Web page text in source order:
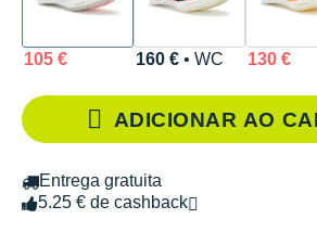
105 € 160 €• WC 130 €
ADICIONAR AO
Entrega gratuita
5.25 € de cashback